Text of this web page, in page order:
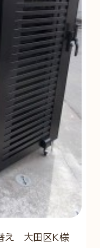
え 大田区K様